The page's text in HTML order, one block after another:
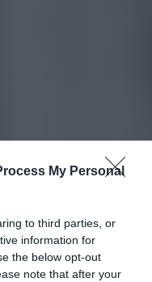
My Personal
to third parties, or
information for
the below opt-out
note that after your